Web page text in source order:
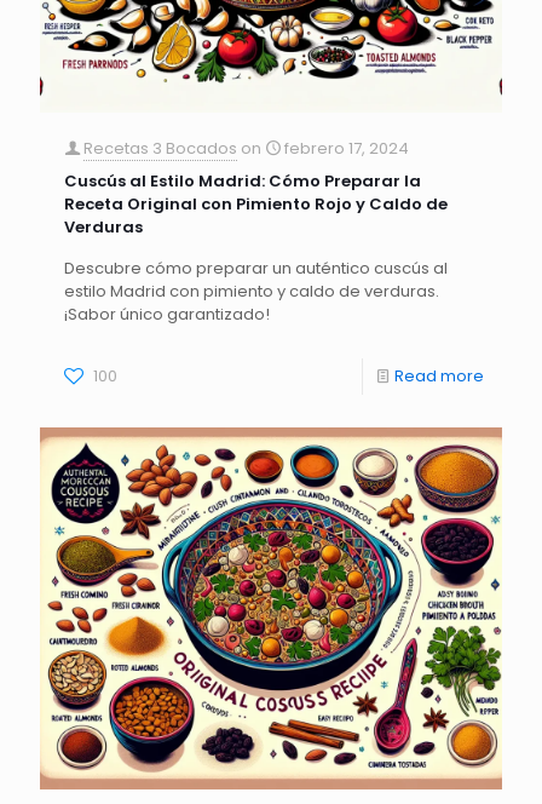
Recetas 3 Bocados on
febrero 17, 2024
Cuscús al Estilo Madrid: Cómo Preparar la
Receta Original con Pimiento Rojo y Caldo de
Verduras
Descubre cómo preparar un auténtico cuscús al
estilo Madrid con pimiento y caldo de verduras.
¡Sabor único garantizado!
100 Read more